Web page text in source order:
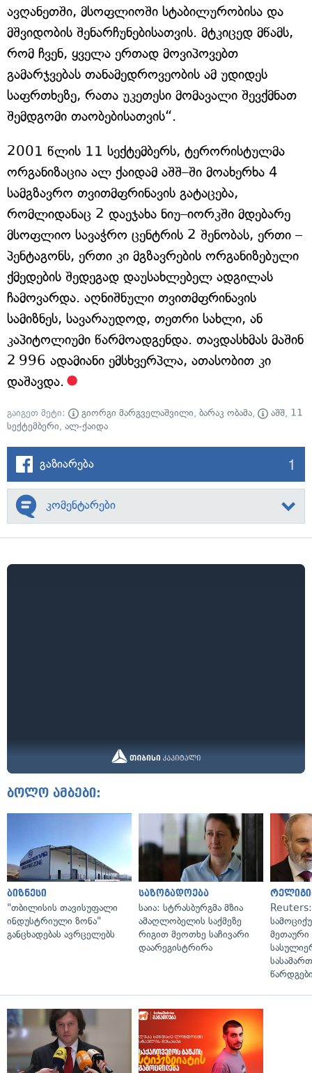
ავღანეთში, მსოფლიოში სტაბილურობისა და
მშვიდობის შენარჩუნებისათვის. მტკიცედ მწამს,
რომ ჩვენ, ყველა ერთად მოვიპოვებთ
გამარჯვებას თანამედროვეობის ამ უდიდეს
საფრთხეზე, რათა უკეთესი მომავალი შევქმნათ
შემდგომი თაობებისათვის“.
2001 წლის 11 სექტემბერს, ტერორისტულმა
ორგანიზაცია ალ ქაიდამ აშშ–ში მოახერხა 4
სამგზავრო თვითმფრინავის გატაცება,
რომლიდანაც 2 დაეჯახა ნიუ–იორკში მდებარე
მსოფლიო სავაჭრო ცენტრის 2 შენობას, ერთი –
პენტაგონს, ერთი კი მგზავრების ორგანიზებული
ქმედების შედეგად დაუსახლებელ ადგილას
ჩამოვარდა. აღნიშნული თვითმფრინავის
სამიზნეს, სავარაუდოდ, თეთრი სახლი, ან
კაპიტოლიუმი წარმოადგენდა. თავდასხმას მაშინ
2 996 ადამიანი ემსხვერპლა, ათასობით კი
დაშავდა.
გაიგეთ მეტი: გიორგი მარგველაშვილი, ბარაკ ობამა, აშშ, 11
სექტემბერი, ალ-ქაიდა
გაზიარება 1
კომენტარები
ბოლო ამბები:
ბიზნესი
"თბილისის თავისუფალი
ინდუსტრიული ზონა"
განცხადებას ავრცელებს
საზოგადოება
საია: სტრასბურგმა მზია
ამაღლობელის საქმეზე
რიგით მეოთხე საჩივარი
დაარეგისტრირა
მეთაური